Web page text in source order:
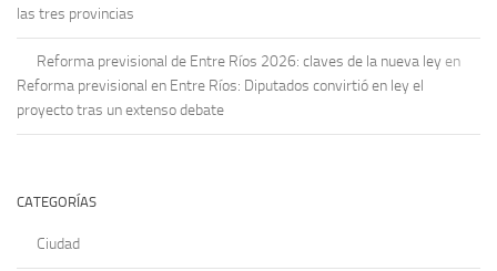
las tres provincias
Reforma previsional de Entre Ríos 2026: claves de la nueva ley en
Reforma previsional en Entre Ríos: Diputados convirtió en ley el
proyecto tras un extenso debate
CATEGORÍAS
Ciudad